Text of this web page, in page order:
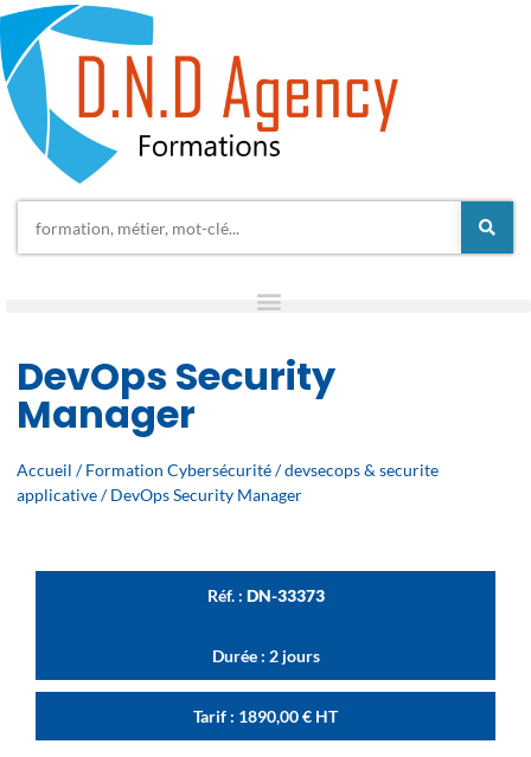
DevOps Security
Manager
Accueil /Formation Cybersécurité/devsecops & securite
applicative/ DevOps Security Manager
Réf. : DN-33373
Durée : 2 jours
Tarif : 1890,00€ HT